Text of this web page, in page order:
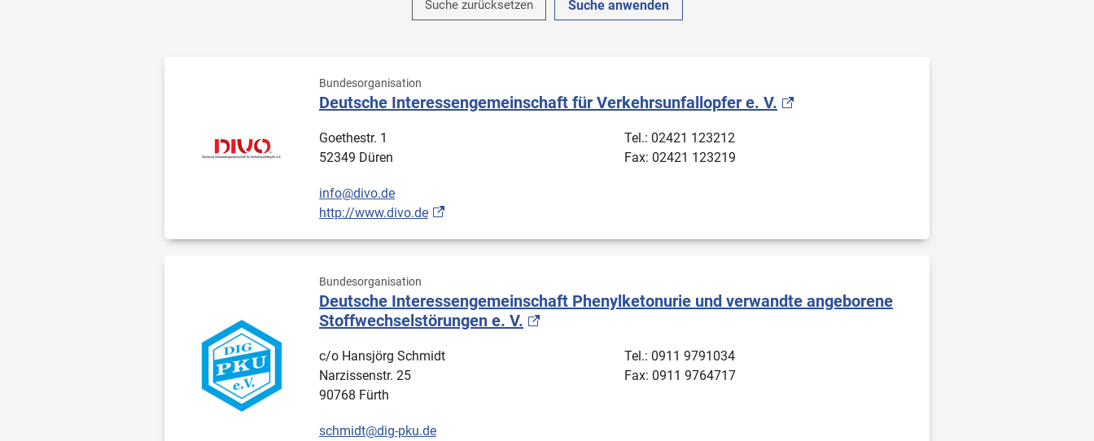
Seltene Erkrankungen
Menschen mit Behinderungen
Organisationstyp
Suche zurücksetzen
Bundesorganisation
Deutsche Interessengemeinschaft für Verkehrsunfallopfer e. V.
Goethestr. 1
52349 Düren
Tel.: 02421 123212
Fax: 02421 123219
info@divo.de
http://www.divo.de
Bundesorganisation
Deutsche Interessengemeinschaft Phenylketonurie und verwandte angeborene
Stoffwechselstörungen e. V.
c/o Hansjörg Schmidt
Narzissenstr. 25
90768 Fürth
Tel.: 0911 9791034
Fax: 0911 9764717
schmidt@dig-pku.de